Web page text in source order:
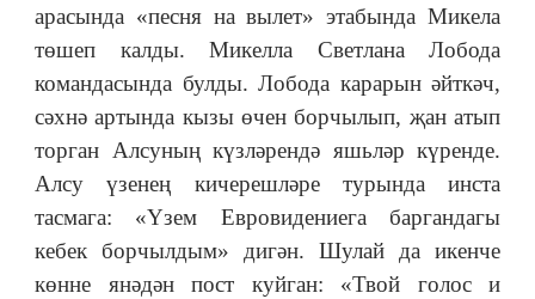
арасында «песня на вылет» этабында Микела
төшеп калды. Микелла Светлана Лобода
командасында булды. Лобода карарын әйткәч,
сәхнә артында кызы өчен борчылып, җан атып
торган Алсуның күзләрендә яшьләр күренде.
Алсу үзенең кичерешләре турында инста
тасмага: «Үзем Евровидениега баргандагы
кебек борчылдым» дигән. Шулай да икенче
көнне янәдән пост куйган: «Твой голос и